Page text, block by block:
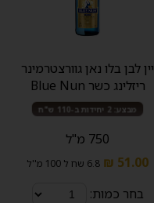
יין לבן בלו נאן גוורצטרמינר
ריזלינג כשר Blue Nun
מבצע: 2 יחידות ב-110 ש"ח
750 מ"ל
51.00 ₪
6.8 שח ל 100 מ''ל
בחר כמות: